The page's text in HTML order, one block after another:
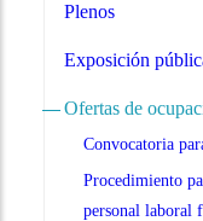
Plenos
Exposición
Ofertas de
Convocatoria
Procedimiento
personal laboral